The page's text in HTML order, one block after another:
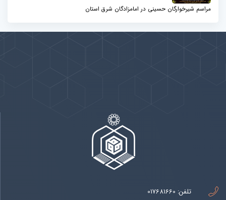
مراسم شیرخوارگان حسینی در امامزادگان شرق استان
تلفن: 017681660